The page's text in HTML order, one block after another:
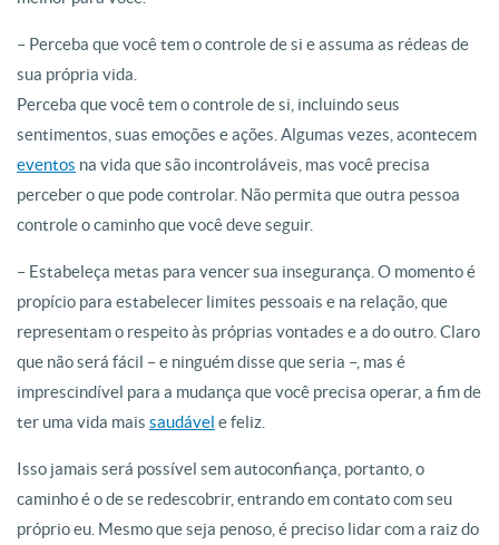
– Perceba que você tem o controle de si e assuma as rédeas de
sua própria vida.
Perceba que você tem o controle de si, incluindo seus
sentimentos, suas emoções e ações. Algumas vezes, acontecem
eventos na vida que são incontroláveis, mas você precisa
perceber o que pode controlar. Não permita que outra pessoa
controle o caminho que você deve seguir.
– Estabeleça metas para vencer sua insegurança. O momento é
propício para estabelecer limites pessoais e na relação, que
representam o respeito às próprias vontades e a do outro. Claro
que não será fácil – e ninguém disse que seria –, mas é
imprescindível para a mudança que você precisa operar, a fim de
ter uma vida mais saudável e feliz.
Isso jamais será possível sem autoconfiança, portanto, o
caminho é o de se redescobrir, entrando em contato com seu
próprio eu. Mesmo que seja penoso, é preciso lidar com a raiz do